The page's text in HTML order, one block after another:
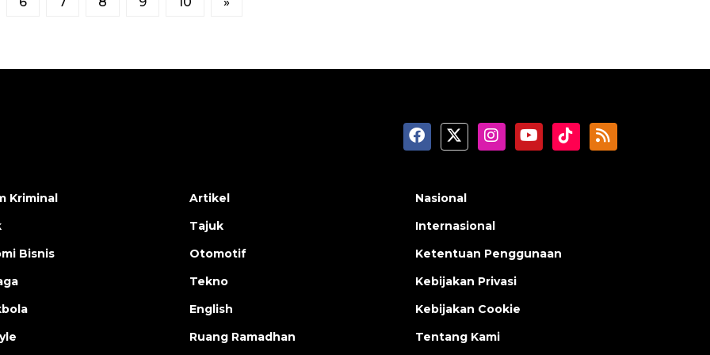
Kriminal
Bisnis
Artikel
Tajuk
Otomotif
Tekno
English
Ruang Ramadhan
Nasional
Internasional
Ketentuan Penggunaan
Kebijakan Privasi
Kebijakan Cookie
Tentang Kami